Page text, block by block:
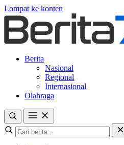
Lompat ke konten
Berita
Nasional
Regional
Internasional
Olahraga